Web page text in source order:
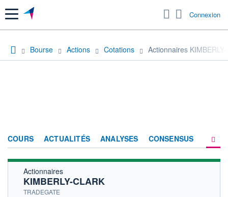
Menu Connexion
Bourse Actions Cotations Actionnaires
COURS ACTUALITÉS ANALYSES CONSENSUS
Actionnaires
KIMBERLY-CLARK
TRADEGATE